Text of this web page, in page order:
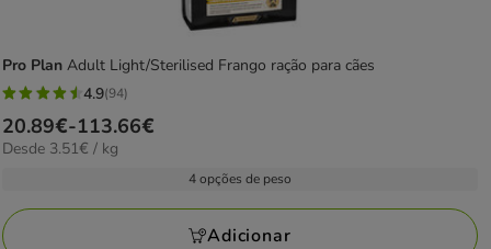
Pro Plan Adult Light/Sterilised Frango ração para cães
4.9
estrelas
com
avaliações
4.9(94)
Preço
de
113.66€
20.89€-113.66€
3.51€
Desde 3.51€ / kg
4 opções de peso
Adicionar